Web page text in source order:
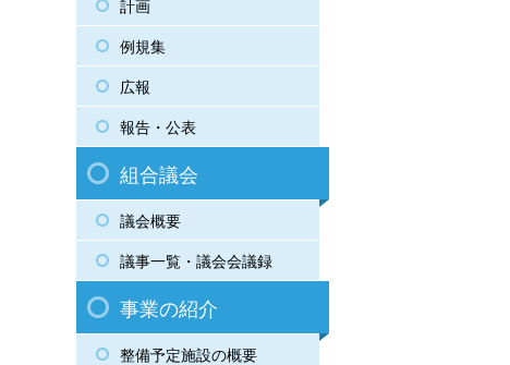
計画
例規集
広報
報告・公表
組合議会
議会概要
議事一覧・議会会議録
事業の紹介
整備予定施設の概要